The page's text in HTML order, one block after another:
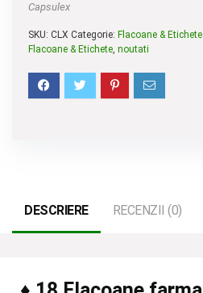
Capsulex
SKU: CLX Categorie: Flacoane &
Flacoane & Etichete, noutati
DESCRIERE RECENZII (0)